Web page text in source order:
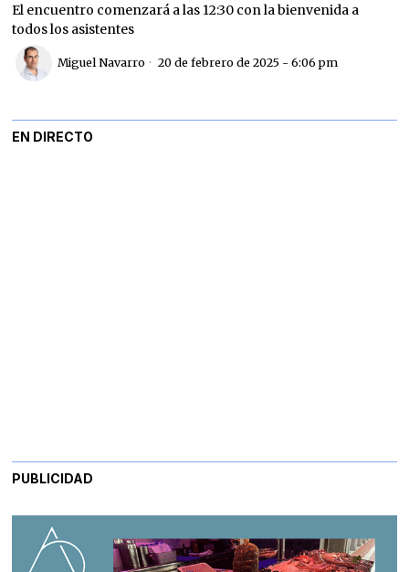
El encuentro comenzará a las 12:30 con la bienvenida a
todos los asistentes
Miguel Navarro 20 de febrero de 2025 - 6:06 pm
EN DIRECTO
PUBLICIDAD